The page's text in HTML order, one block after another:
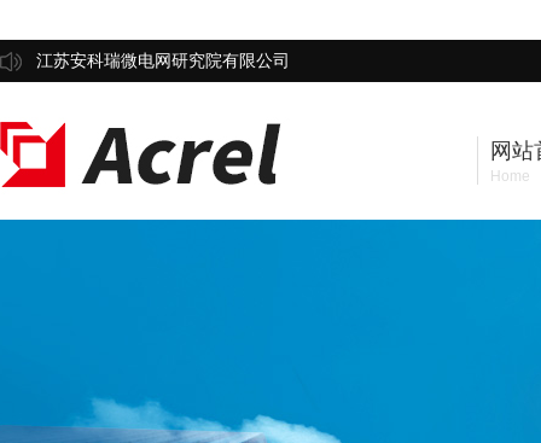
江苏安科瑞微电网研究院有限公司
网站
Home